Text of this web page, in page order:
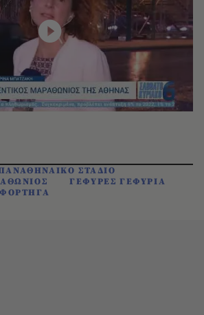
ΣΤΑΔΙΟ
ΓΕΦΥΡΕΣ ΓΕΦΥΡΙΑ
ΦΟΡΤΗΓΑ